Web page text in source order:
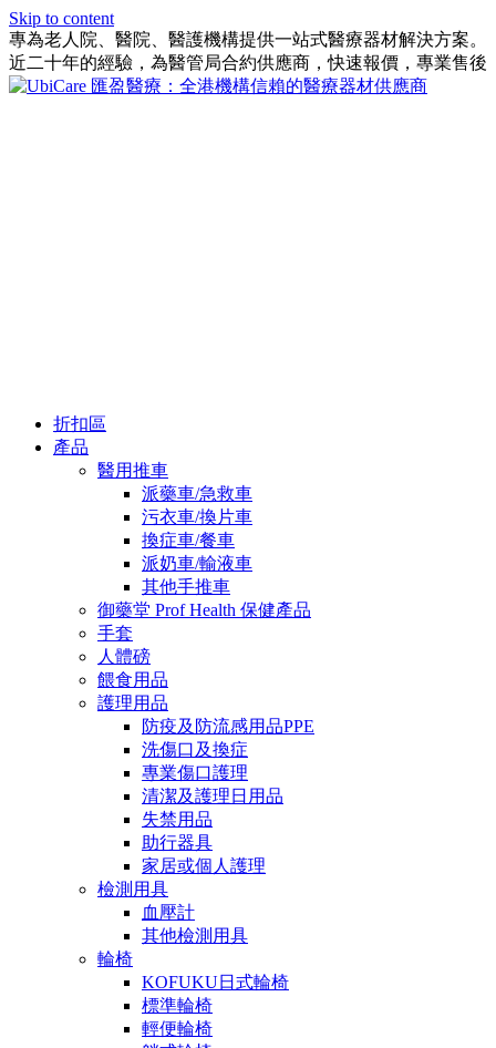
Skip to content
專為老人院、醫院、醫護機構提供一站式醫療器材解決方案。
近二十年的經驗，為醫管局合約供應商，快速報價，專業售後
折扣區
產品
醫用推車
派藥車/急救車
污衣車/換片車
換症車/餐車
派奶車/輸液車
其他手推車
御藥堂 Prof Health 保健產品
手套
人體磅
餵食用品
護理用品
防疫及防流感用品PPE
洗傷口及換症
專業傷口護理
清潔及護理日用品
失禁用品
助行器具
家居或個人護理
檢測用具
血壓計
其他檢測用具
輪椅
KOFUKU日式輪椅
標準輪椅
輕便輪椅